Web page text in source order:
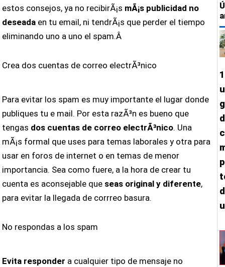
estos consejos, ya no recibirÃ¡s mÃ¡s publicidad no
deseada en tu email, ni tendrÃ¡s que perder el tiempo
eliminando uno a uno el spam.Â
Crea dos cuentas de correo electrÃ³nico
Para evitar los spam es muy importante el lugar donde
publiques tu e mail. Por esta razÃ³n es bueno que
tengas dos cuentas de correo electrÃ³nico. Una
mÃ¡s formal que uses para temas laborales y otra para
usar en foros de internet o en temas de menor
importancia. Sea como fuere, a la hora de crear tu
cuenta es aconsejable que seas original y diferente,
para evitar la llegada de corrreo basura.
No respondas a los spam
Evita responder a cualquier tipo de mensaje no